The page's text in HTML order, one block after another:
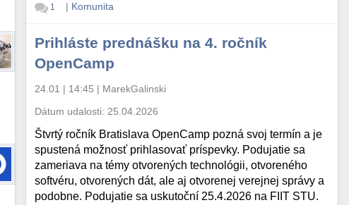
1 | Komunita
Prihláste prednášku na 4. ročník
OpenCamp
24.01 | 14:45 | MarekGalinski
Dátum udalosti: 25.04.2026
Štvrtý ročník Bratislava OpenCamp pozná svoj termín a je
spustená možnosť prihlasovať príspevky. Podujatie sa
zameriava na témy otvorených technológii, otvoreného
softvéru, otvorených dát, ale aj otvorenej verejnej správy a
podobne. Podujatie sa uskutoční 25.4.2026 na FIIT STU.